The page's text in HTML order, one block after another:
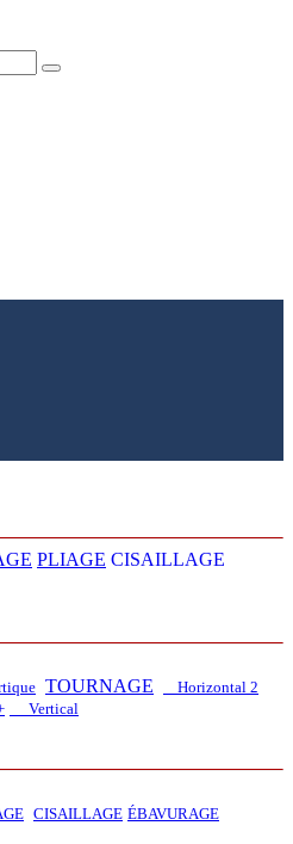
PLIAGE CISAILLAGE
TOURNAGE
Horizontal 2
Vertical​
CISAILLAGE ÉBAVURAGE